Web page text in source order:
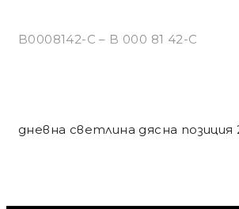
B0008142-C – B 000 81 42-C
дневна светлина дясна позиция